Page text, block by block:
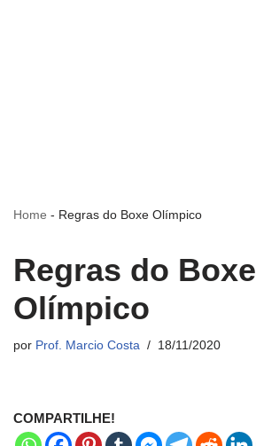
Home - Regras do Boxe Olímpico
Regras do Boxe
Olímpico
por Prof. Marcio Costa 18/11/2020
COMPARTILHE!